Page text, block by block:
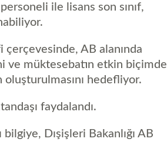
ile lisans son sınıf,
AB alanında
ve müktesebatın etkin biçimde
hedefliyor.
faydalandı.
Dışişleri Bakanlığı AB